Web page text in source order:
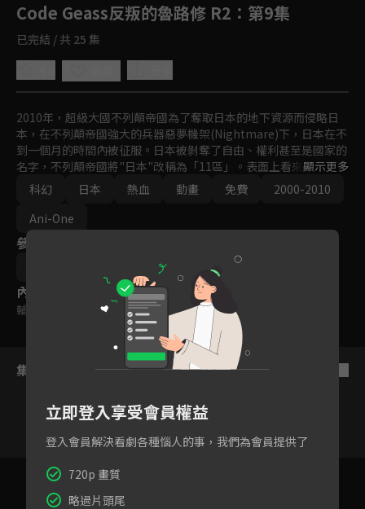
Code Geass反叛的魯路修 R2 ：第9集
已完結 / 共 25 集
2010年，超級大國不列顛帝國為了奪取日本的地下資源而侵略日
本，在不列顛帝國強大的兵器惡夢機架(Nightmare)下，日本在不
到一個月的時間內被征服。日本被剝奪了自由、權利甚至是國家的
名字，不列顛帝國將"日本"改稱為「11區」。表面上看來不列顛帝
國的統治似乎牢不可破，但其中早已出現了裂痕。
7年後的2017年，在生死邊緣獲得「Geass」的力量，立志要粉碎
不列顛帝國的黑色王子魯路修，以及獲得惡夢機架蘭斯洛特，立志
從帝國內部進行改革的白色騎士朱雀，影響了整個世界。
顯示更多
科幻
日本 熱血 動畫 免費
2000-2010
Ani-One
參與演員
內容標籤
輔導十二歲級
集數列表
8
立即登入享受會員權益
登入會員解決看劇各種惱人的事，我們為會員提供了
720p 畫質
略過片頭尾